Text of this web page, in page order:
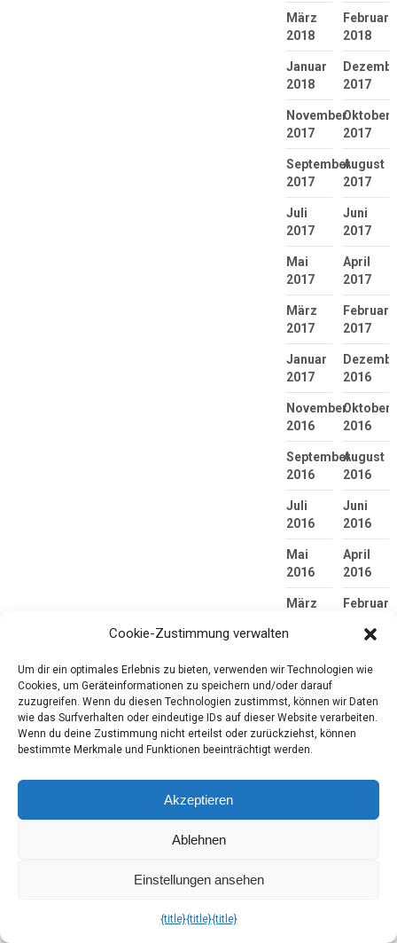
März
2018
Februar
2018
Januar
2018
2017
November
2017
Oktober
2017
September
2017
August
2017
Juli
2017
Juni
2017
Mai
2017
April
2017
März
2017
Februar
2017
Januar
2017
2016
November
2016
Oktober
2016
September
2016
August
2016
Juli
2016
Juni
2016
Mai
2016
April
2016
März
Februar
2016
2015
November
2015
Oktober
2015
September
Cookie-Zustimmung verwalten
Um dir ein optimales Erlebnis zu bieten, verwenden wir Technologien wie
Cookies, um Geräteinformationen zu speichern und/oder darauf
zuzugreifen. Wenn du diesen Technologien zustimmst, können wir Daten
wie das Surfverhalten oder eindeutige IDs auf dieser Website verarbeiten.
Wenn du deine Zustimmung nicht erteilst oder zurückziehst, können
bestimmte Merkmale und Funktionen beeinträchtigt werden.
Akzeptieren
Ablehnen
Einstellungen ansehen
{title}{title}{title}